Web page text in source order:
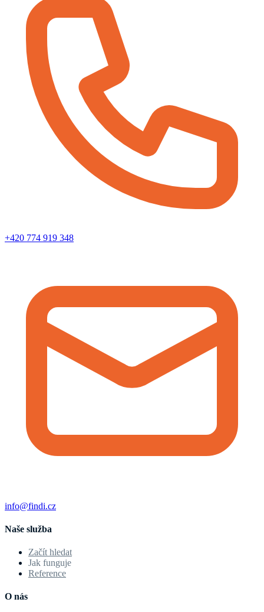
+420 774 919 348
info@findi.cz
Naše služba
Začít hledat
Jak funguje
Reference
O nás